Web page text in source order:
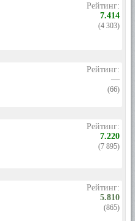
Рейтинг:
7.414
(4 303)
Рейтинг:
—
(66)
Рейтинг:
7.220
(7 895)
Рейтинг:
5.810
(865)